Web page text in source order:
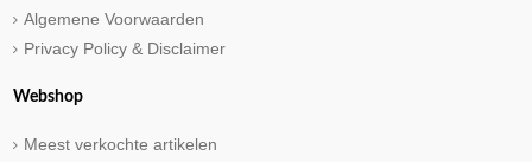
Algemene Voorwaarden
Privacy Policy & Disclaimer
Webshop
Meest verkochte artikelen